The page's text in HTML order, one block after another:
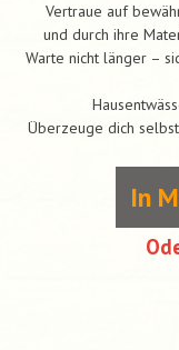
Vertraue auf
und durch ihre
Warte nicht länger –
Überzeuge dich
In